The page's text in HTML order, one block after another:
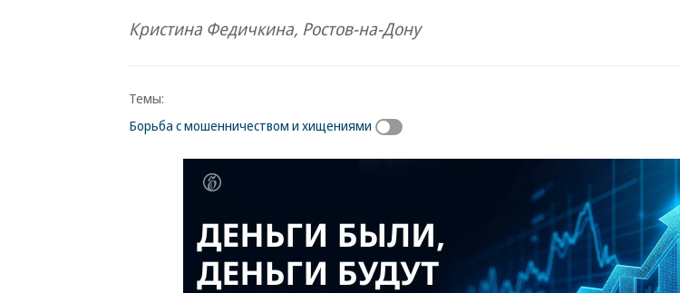
Кристина Федичкина, Ростов-на-Дону
Темы:
Борьба с мошенничеством и хищениями